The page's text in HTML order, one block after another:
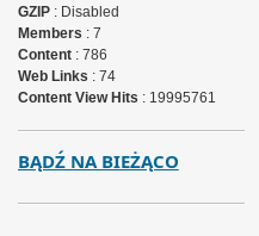
GZIP: Disabled
Members : 7
Content: 786
Web Links : 74
Content View Hits : 19995761
BĄDŹ NA BIEŻĄCO